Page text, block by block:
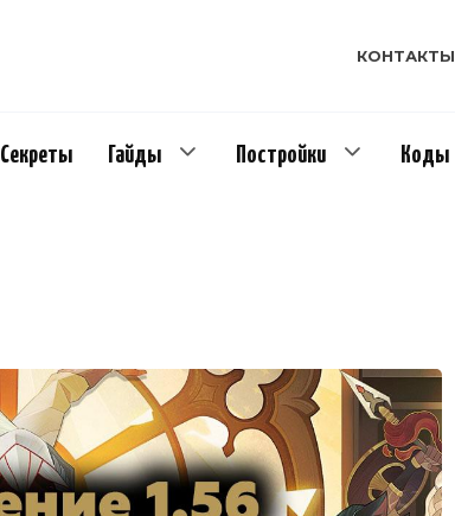
КОНТАКТЫ
Секреты Гайды Постройки Коды